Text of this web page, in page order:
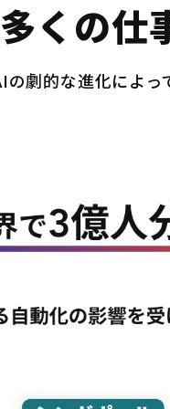
多くの仕
の劇的な進化によっ